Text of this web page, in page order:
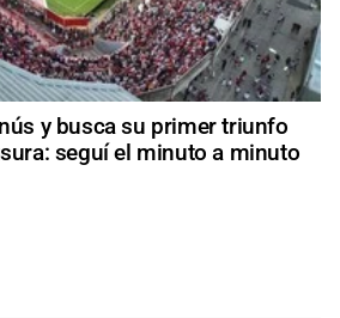
y busca su primer triunfo
seguí el minuto a minuto